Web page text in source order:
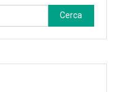
Ricerca
per: